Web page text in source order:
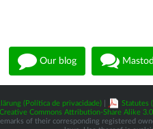
Our blog
(Política de privacidade)| Statutes
Creative Commons Attribution-Share Alike
of their corresponding registered